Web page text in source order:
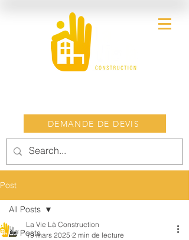
DEMANDE DE DEVIS
Post
All Posts
All Posts
La Vie Là Construction
19 mars 2025 2 min de lecture